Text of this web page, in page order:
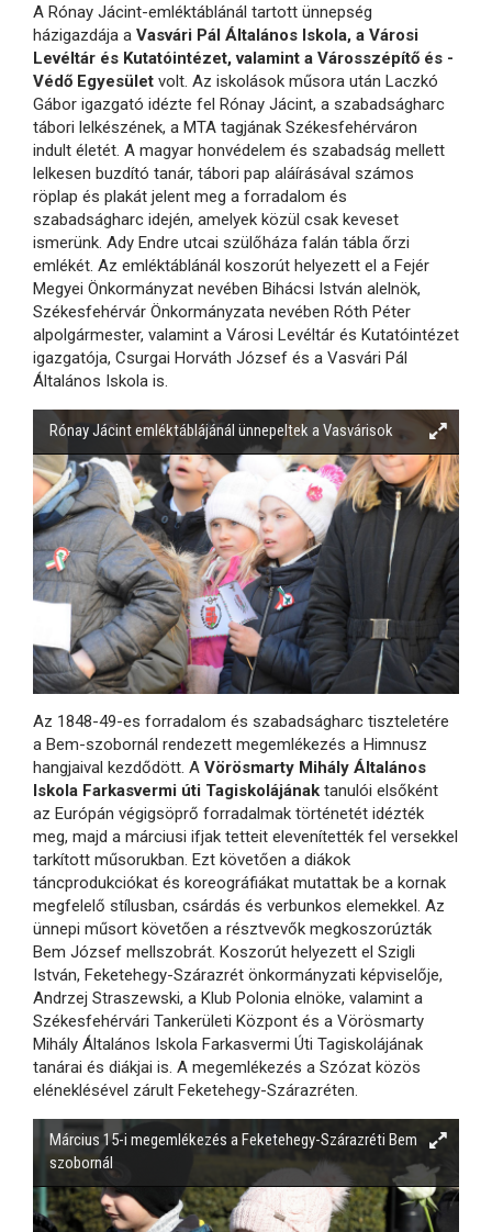
A Rónay Jácint-emléktáblánál tartott ünnepség
házigazdája a Vasvári Pál Általános Iskola, a Városi
Levéltár és Kutatóintézet, valamint a Városszépítő és -
Védő Egyesület volt. Az iskolások műsora után Laczkó
Gábor igazgató idézte fel Rónay Jácint, a szabadságharc
tábori lelkészének, a MTA tagjának Székesfehérváron
indult életét. A magyar honvédelem és szabadság mellett
lelkesen buzdító tanár, tábori pap aláírásával számos
röplap és plakát jelent meg a forradalom és
szabadságharc idején, amelyek közül csak keveset
ismerünk. Ady Endre utcai szülőháza falán tábla őrzi
emlékét. Az emléktáblánál koszorút helyezett el a Fejér
Megyei Önkormányzat nevében Bihácsi István alelnök,
Székesfehérvár Önkormányzata nevében Róth Péter
alpolgármester, valamint a Városi Levéltár és Kutatóintézet
igazgatója, Csurgai Horváth József és a Vasvári Pál
Általános Iskola is.
Rónay Jácint emléktáblájánál ünnepeltek a Vasvárisok
Az 1848-49-es forradalom és szabadságharc tiszteletére
a Bem-szobornál rendezett megemlékezés a Himnusz
hangjaival kezdődött. A Vörösmarty Mihály Általános
Iskola Farkasvermi úti Tagiskolájának tanulói elsőként
az Európán végigsöprő forradalmak történetét idézték
meg, majd a márciusi ifjak tetteit elevenítették fel versekkel
tarkított műsorukban. Ezt követően a diákok
táncprodukciókat és koreográfiákat mutattak be a kornak
megfelelő stílusban, csárdás és verbunkos elemekkel. Az
ünnepi műsort követően a résztvevők megkoszorúzták
Bem József mellszobrát. Koszorút helyezett el Szigli
István, Feketehegy-Szárazrét önkormányzati képviselője,
Andrzej Straszewski, a Klub Polonia elnöke, valamint a
Székesfehérvári Tankerületi Központ és a Vörösmarty
Mihály Általános Iskola Farkasvermi Úti Tagiskolájának
tanárai és diákjai is. A megemlékezés a Szózat közös
eléneklésével zárult Feketehegy-Szárazréten.
Március 15-i megemlékezés a Feketehegy-Szárazréti Bem
szobornál